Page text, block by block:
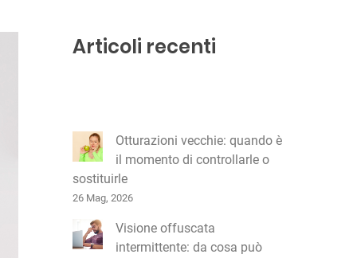
Articoli recenti
Otturazioni vecchie: quando è
il momento di controllarle o
sostituirle
26 Mag, 2026
Visione offuscata
intermittente: da cosa può